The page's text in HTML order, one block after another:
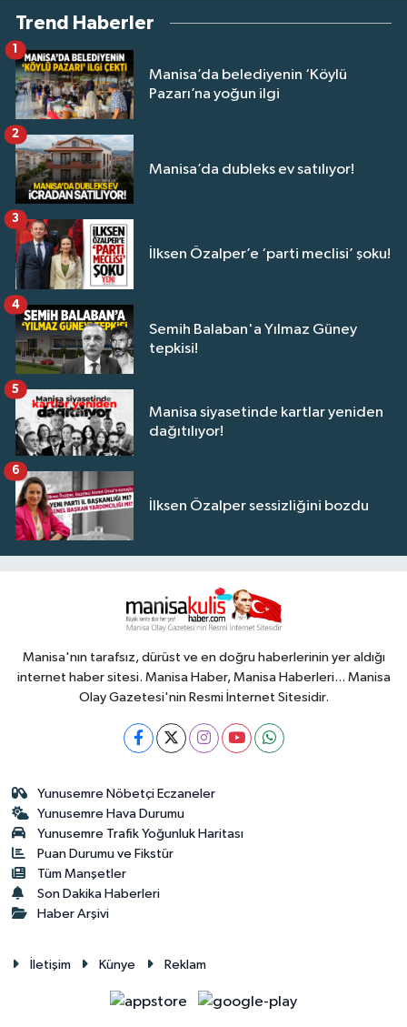
Trend Haberler
Manisa’da belediyenin ‘Köylü
Pazarı’na yoğun ilgi
Manisa’da dubleks ev satılıyor!
2
İlksen Özalper’e ‘parti meclisi’ şoku!
3
Semih Balaban'a Yılmaz Güney
tepkisi!
4
Manisa siyasetinde kartlar yeniden
dağıtılıyor!
5
İlksen Özalper sessizliğini bozdu
6
Manisa'nın tarafsız, dürüst ve en doğru haberlerinin yer aldığı
internet haber sitesi. Manisa Haber, Manisa Haberleri... Manisa
Olay Gazetesi'nin Resmi İnternet Sitesidir.
Yunusemre Nöbetçi Eczaneler
Yunusemre Hava Durumu
Yunusemre Trafik Yoğunluk Haritası
Puan Durumu ve Fikstür
Tüm Manşetler
Son Dakika Haberleri
Haber Arşivi
İletişim Künye Reklam